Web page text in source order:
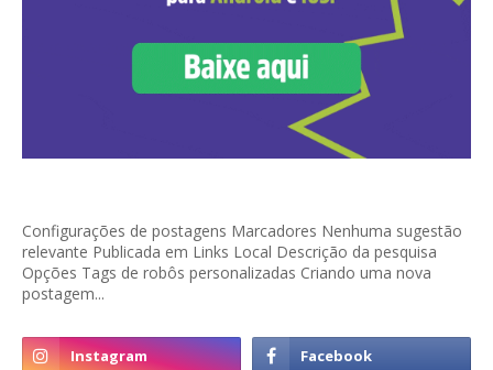
Configurações de postagens Marcadores Nenhuma sugestão
relevante Publicada em Links Local Descrição da pesquisa
Opções Tags de robôs personalizadas Criando uma nova
postagem...